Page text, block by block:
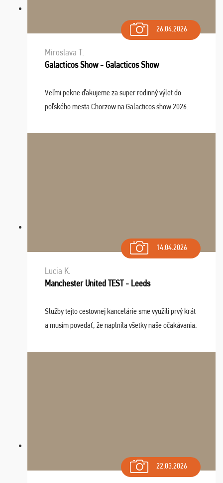
26.04.2026
Miroslava T.
Galacticos Show - Galacticos Show
Veľmi pekne ďakujeme za super rodinný výlet do
poľského mesta Chorzow na Galacticos show 2026.
Navštívili sme aj zábavný park Legendia, previe ...
14.04.2026
Lucia K.
Manchester United TEST - Leeds
Služby tejto cestovnej kancelárie sme využili prvý krát
a musím povedať, že naplnila všetky naše očakávania.
dispozícii nonstop (milí, profesionálni ...
22.03.2026